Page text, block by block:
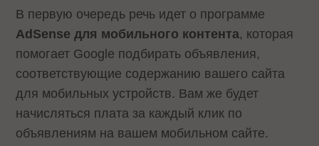
В первую очередь речь идет о программе
AdSense для мобильного контента, которая
помогает Google подбирать объявления,
соответствующие содержанию вашего сайта
для мобильных устройств. Вам же будет
начисляться плата за каждый клик по
объявлениям на вашем мобильном сайте.